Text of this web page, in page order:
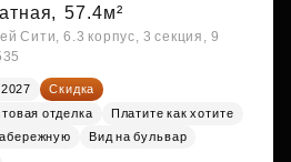
57.4м²
Сити, 6.3 корпус, 3 секция, 9
Скидка
отделка
Платите как хотите
Вид на бульвар